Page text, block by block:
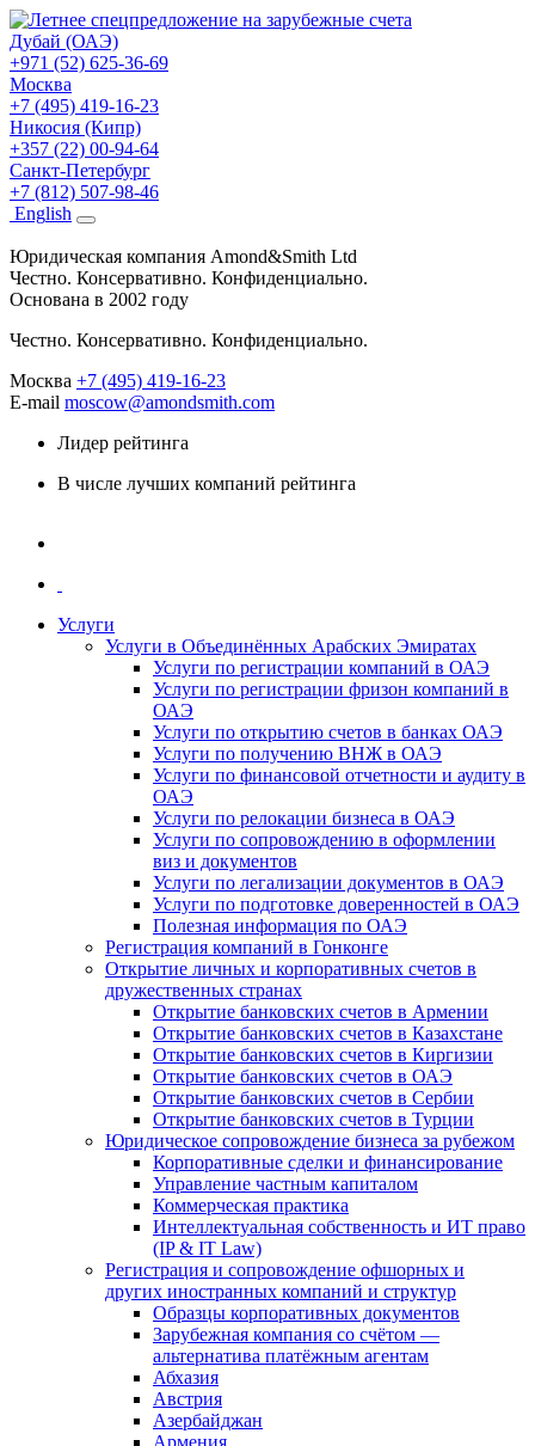
Дубай (ОАЭ)
+971 (52) 625-36-69
Москва
+7 (495) 419-16-23
Никосия (Кипр)
+357 (22) 00-94-64
Санкт-Петербург
+7 (812) 507-98-46
English
Юридическая компания Amond&Smith Ltd
Честно. Консервативно. Конфиденциально.
Основана в 2002 году
Честно. Консервативно. Конфиденциально.
Москва +7 (495) 419-16-23
E-mail moscow@amondsmith.com
Лидер рейтинга
В числе лучших компаний рейтинга
Услуги
Услуги в Объединённых Арабских Эмиратах
Услуги по регистрации компаний в ОАЭ
Услуги по регистрации фризон компаний в
ОАЭ
Услуги по открытию счетов в банках ОАЭ
Услуги по получению ВНЖ в ОАЭ
Услуги по финансовой отчетности и аудиту в
ОАЭ
Услуги по релокации бизнеса в ОАЭ
Услуги по сопровождению в оформлении
виз и документов
Услуги по легализации документов в ОАЭ
Услуги по подготовке доверенностей в ОАЭ
Полезная информация по ОАЭ
Регистрация компаний в Гонконге
Открытие личных и корпоративных счетов в
дружественных странах
Открытие банковских счетов в Армении
Открытие банковских счетов в Казахстане
Открытие банковских счетов в Киргизии
Открытие банковских счетов в ОАЭ
Открытие банковских счетов в Сербии
Открытие банковских счетов в Турции
Юридическое сопровождение бизнеса за рубежом
Корпоративные сделки и финансирование
Управление частным капиталом
Коммерческая практика
Интеллектуальная собственность и ИТ право
(IP & IT Law)
Регистрация и сопровождение офшорных и
других иностранных компаний и структур
Образцы корпоративных документов
Зарубежная компания со счётом —
альтернатива платёжным агентам
Абхазия
Австрия
Азербайджан
Армения